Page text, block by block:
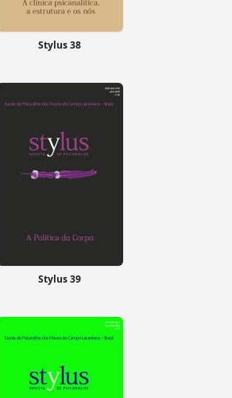
Stylus 38
Stylus 39